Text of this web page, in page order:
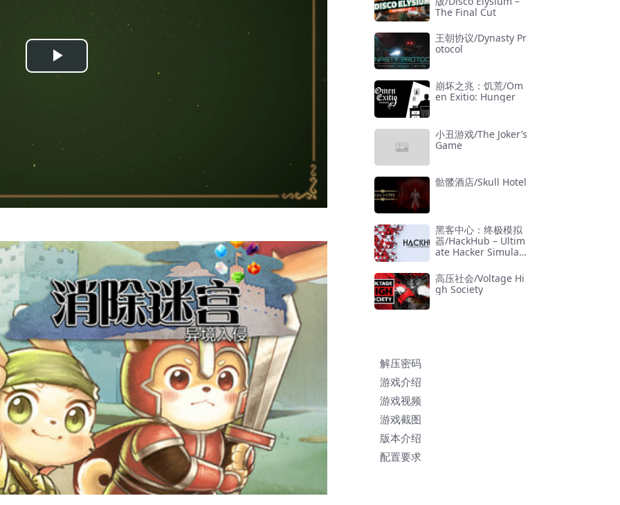
Play
Video
The Final Cut
王朝协议/Dynasty Pr
otocol
崩坏之兆：饥荒/Om
en Exitio: Hunger
小丑游戏/The Joker’s
Game
骷髅酒店/Skull Hotel
黑客中心：终极模拟
器/HackHub – Ultim
ate Hacker Simulat
高压社会/Voltage Hi
gh Society
解压密码
游戏介绍
游戏视频
游戏截图
版本介绍
配置要求